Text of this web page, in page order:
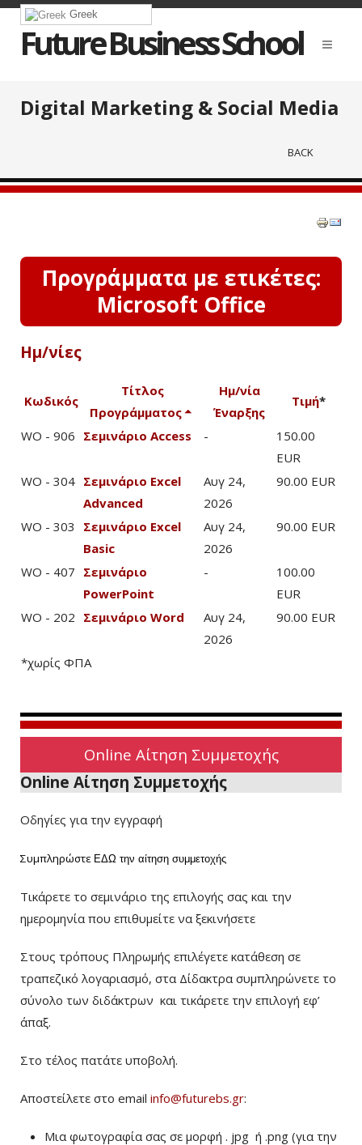
Greek
Future Business School
Digital Marketing & Social Media
BACK
Προγράμματα με ετικέτες:
Microsoft Office
Ημ/νίες
Κωδικός
Τίτλος
Προγράμματος
Ημ/νία
Έναρξης
Τιμή*
WO - 906 Σεμινάριο Access -
150.00
EUR
WO - 304 Σεμινάριο Excel
Advanced
Αυγ 24,
2026
90.00 EUR
WO - 303
Σεμινάριο Excel
Basic
Αυγ 24,
2026
90.00 EUR
WO - 407 Σεμινάριο
PowerPoint
-
100.00
EUR
WO - 202 Σεμινάριο Word
Αυγ 24,
2026
90.00 EUR
*χωρίς ΦΠΑ
Online Αίτηση Συμμετοχής
Online Αίτηση Συμμετοχής
Οδηγίες για την εγγραφή
Συμπληρώστε ΕΔΩ την αίτηση συμμετοχής
Τικάρετε το σεμινάριο της επιλογής σας και την
ημερομηνία που επιθυμείτε να ξεκινήσετε
Στους τρόπους Πληρωμής επιλέγετε κατάθεση σε
τραπεζικό λογαριασμό, στα Δίδακτρα συμπληρώνετε το
σύνολο των διδάκτρων και τικάρετε την επιλογή εφ’
άπαξ.
Στο τέλος πατάτε υποβολή.
Αποστείλετε στο email info@futurebs.gr:
Μια φωτογραφία σας σε μορφή . jpg ή .png (για την